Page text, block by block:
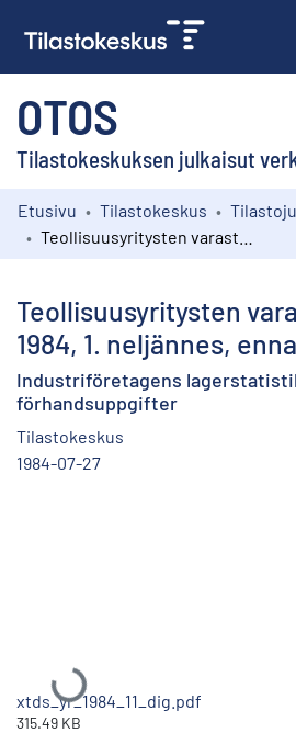
OTOS
Tilastokeskuksen julkaisut
Kokoelmat
Etusivu Tilastokeskus
Teollisuusyritysten
1984, 1. neljännes,
Industriföretagens
förhandsuppgifter
Tilastokeskus
1984-07-27
Ladataan...
xtds_yr_1984_11_dig.pdf
315.49 KB